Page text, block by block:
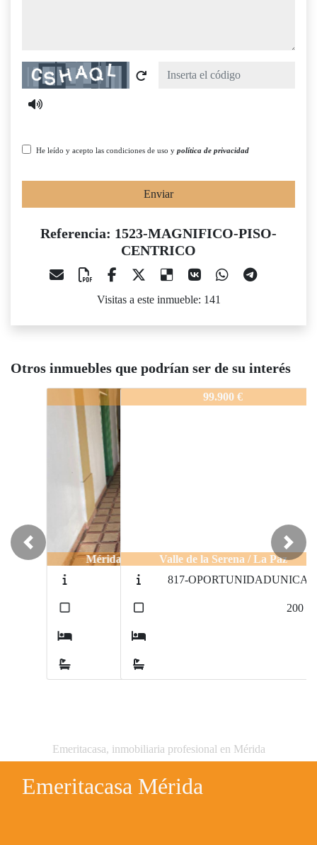
Captcha
He leído y acepto las condiciones de uso y política de privacidad
Enviar
Referencia: 1523-MAGNIFICO-PISO-
CENTRICO
Visitas a este inmueble: 141
Otros inmuebles que podrían ser de su interés
1523-MAGNIFICO-PISO-CENTRICO
Valle de la Serena / La Paz
817-OPORTUNIDADUNICA!!!
Previous Next
Emeritacasa, inmobiliaria profesional en Mérida
Emeritacasa Mérida